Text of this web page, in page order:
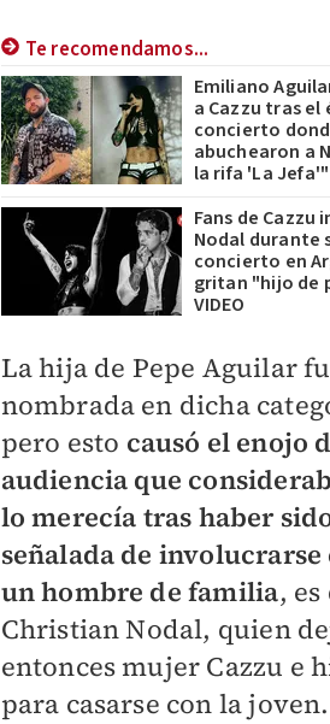
Te recomendamos...
Emiliano
a Cazzu tras el
concierto
abuchearon a
la rifa 'La Jefa'"
Fans de Cazzu
Nodal durante
concierto en
gritan "hijo de
VIDEO
La hija de Pepe Aguilar
nombrada en dicha
pero esto causó el enojo
audiencia que
lo merecía tras haber
señalada de involucrarse
un hombre de familia,
Christian Nodal, quien
entonces mujer Cazzu e
para casarse con la joven.